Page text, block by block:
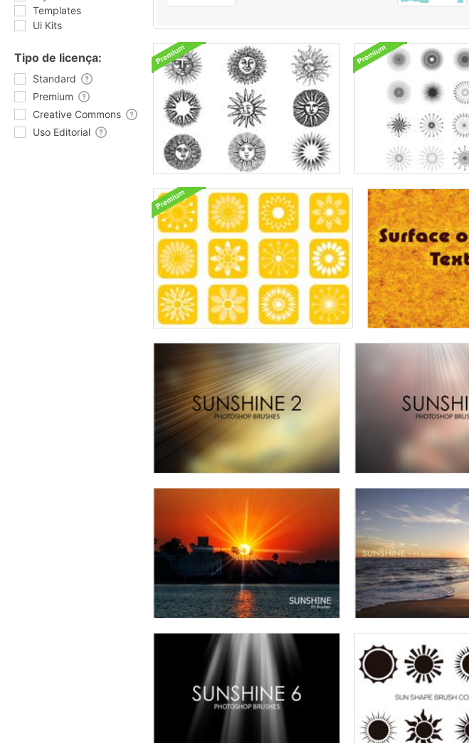
Templates
Ui Kits
Tipo de licença:
Standard
Premium
Creative Commons
Uso Editorial